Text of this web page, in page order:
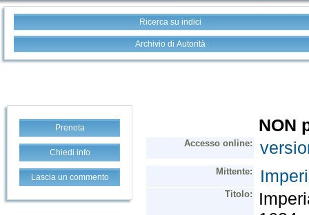
Ricerca su indici
Archivio di Autorità
Prenota
Chiedi info
Lascia un commento